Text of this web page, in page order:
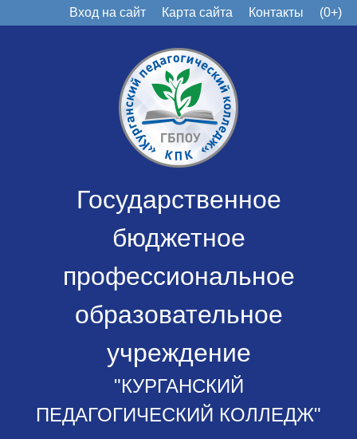
Вход на сайт Карта сайта Контакты (0+)
Государственное
бюджетное
профессиональное
образовательное
учреждение
"КУРГАНСКИЙ
ПЕДАГОГИЧЕСКИЙ КОЛЛЕДЖ"